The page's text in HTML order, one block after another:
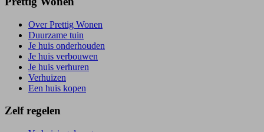
Over Prettig Wonen
Duurzame tuin
Je huis onderhouden
Je huis verbouwen
Je huis verhuren
Verhuizen
Een huis kopen
Zelf regelen